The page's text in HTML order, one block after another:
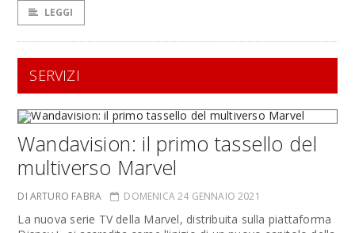
LEGGI
SERVIZI
Wandavision: il primo tassello del
multiverso Marvel
DI ARTURO FABRA DOMENICA 24 GENNAIO 2021
La nuova serie TV della Marvel, distribuita sulla piattaforma